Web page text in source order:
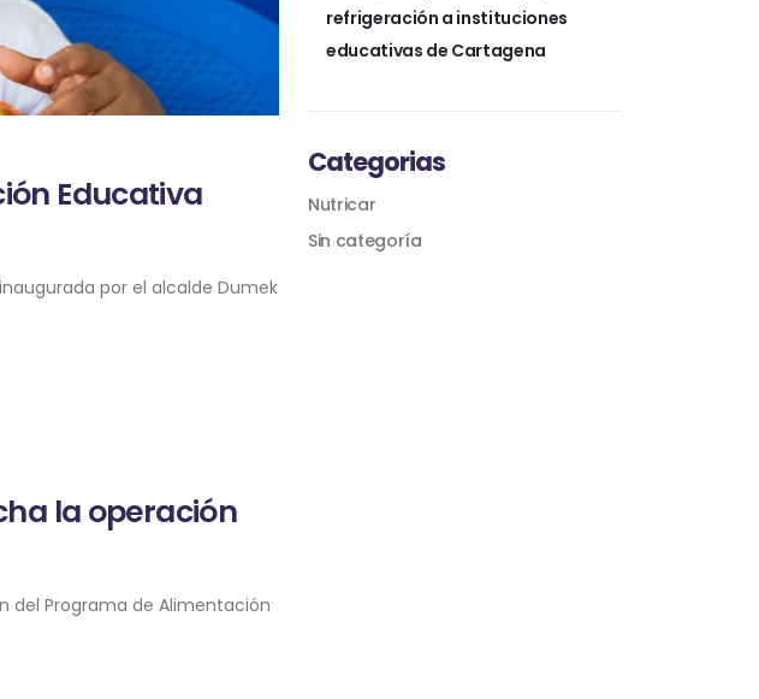
Educativa
por el alcalde Dumek
la operación
del Programa de Alimentación
refrigeración a instituciones
educativas de Cartagena
Categorias
Nutricar
Sin categoría